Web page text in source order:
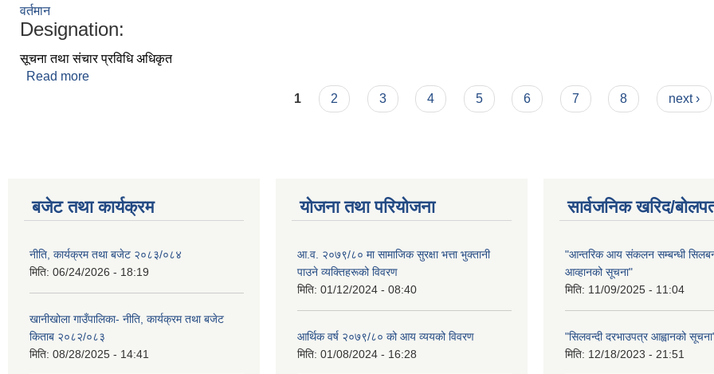
वर्तमान
Designation:
सूचना तथा संचार प्रविधि अधिकृत
Read more
1 2 3 4 5 6 7 8 next ›
बजेट तथा कार्यक्रम
नीति, कार्यक्रम तथा बजेट २०८३/०८४
मिति: 06/24/2026 - 18:19
खानीखोला गाउँपालिका- नीति, कार्यक्रम तथा बजेट
किताब २०८२/०८३
मिति: 08/28/2025 - 14:41
योजना तथा परियोजना
आ.व. २०७९/८० मा सामाजिक सुरक्षा भत्ता भुक्तानी
पाउने व्यक्तिहरूको विवरण
मिति: 01/12/2024 - 08:40
आर्थिक वर्ष २०७९/८० को आय व्ययको विवरण
मिति: 01/08/2024 - 16:28
सार्वजनिक खरिद/
"आन्तरिक आय संकलन सम्बन्धी
आव्हानको सूचना"
मिति: 11/09/2025 - 11:04
"सिलवन्दी दरभाउपत्र आह्वानको
मिति: 12/18/2023 - 21:51